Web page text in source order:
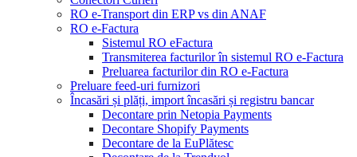
RO e-Transport din ERP vs din ANAF
RO e-Factura
Sistemul RO eFactura
Transmiterea facturilor în sistemul RO e-Factura
Preluarea facturilor din RO e-Factura
Preluare feed-uri furnizori
Încasări și plăți, import încasări și registru bancar
Decontare prin Netopia Payments
Decontare Shopify Payments
Decontare de la EuPlătesc